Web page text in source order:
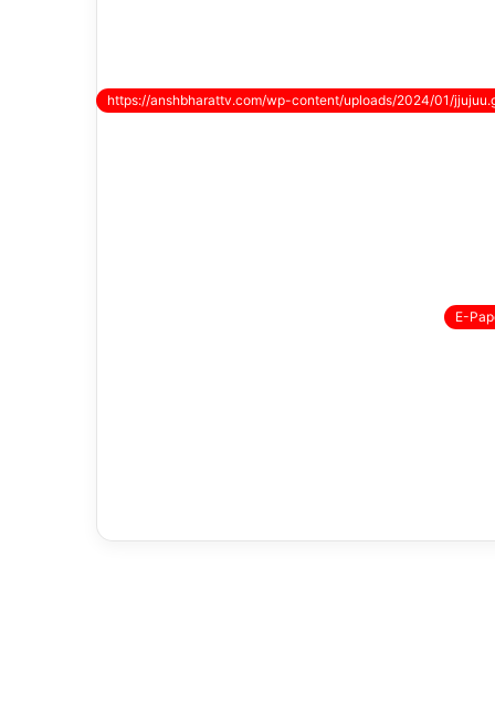
https://anshbharattv.com/wp-content/uploads/2024/01/
E-